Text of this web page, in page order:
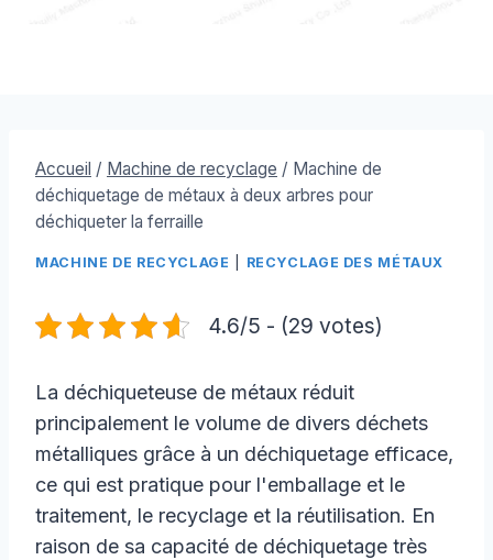
Accueil / Machine de recyclage / Machine de
déchiquetage de métaux à deux arbres pour
déchiqueter la ferraille
MACHINE DE RECYCLAGE RECYCLAGE DES MÉTAUX
4.6/5 - (29 votes)
La déchiqueteuse de métaux réduit
principalement le volume de divers déchets
métalliques grâce à un déchiquetage efficace,
ce qui est pratique pour l'emballage et le
traitement, le recyclage et la réutilisation. En
raison de sa capacité de déchiquetage très